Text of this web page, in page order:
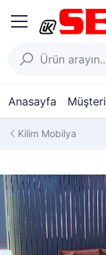
Anasayfa
Kilim Mobilya